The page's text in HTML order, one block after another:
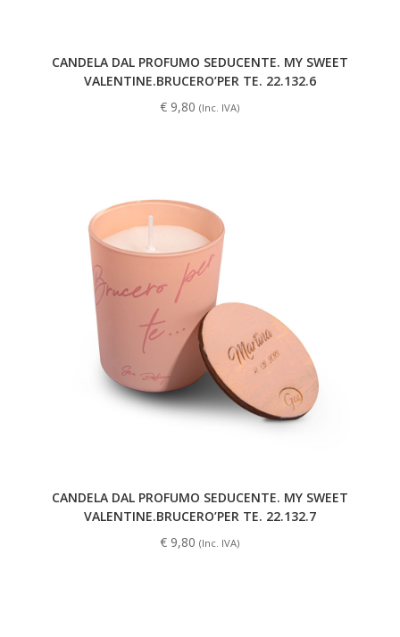
CANDELA DAL PROFUMO SEDUCENTE. MY SWEET
VALENTINE.BRUCERO’PER TE. 22.132.6
€ 9,80 (Inc. IVA)
CANDELA DAL PROFUMO SEDUCENTE. MY SWEET
VALENTINE.BRUCERO’PER TE. 22.132.7
€ 9,80 (Inc. IVA)